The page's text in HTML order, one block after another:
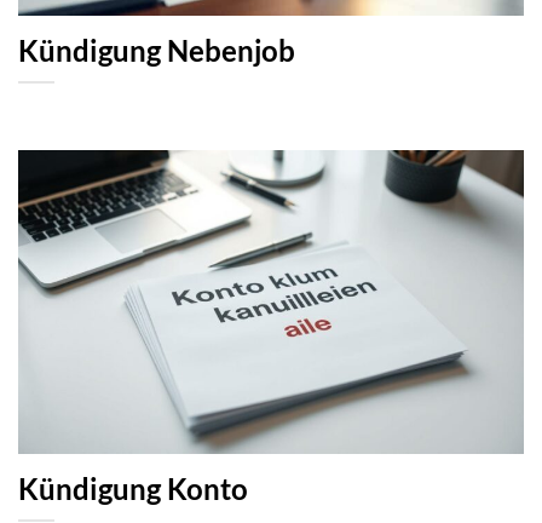
Kündigung Nebenjob
Kündigung Konto